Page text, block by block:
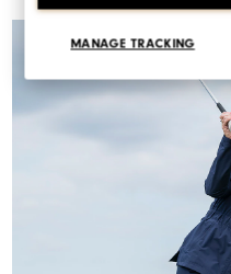
MANAGE TRACKING